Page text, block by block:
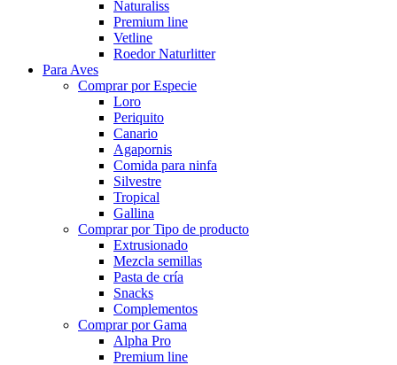
Naturaliss
Premium line
Vetline
Roedor Naturlitter
Para Aves
Comprar por Especie
Loro
Periquito
Canario
Agapornis
Comida para ninfa
Silvestre
Tropical
Gallina
Comprar por Tipo de producto
Extrusionado
Mezcla semillas
Pasta de cría
Snacks
Complementos
Comprar por Gama
Alpha Pro
Premium line